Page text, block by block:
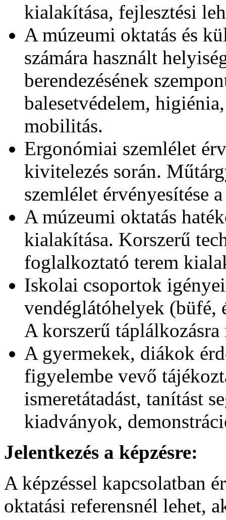
kialakítása, fejlesztési
A múzeumi oktatás és
számára használt
berendezésének
balesetvédelem,
mobilitás.
Ergonómiai szemlélet
kivitelezés során.
szemlélet érvényesítése
A múzeumi oktatás
kialakítása. Korszerű
foglalkoztató terem
Iskolai csoportok
vendéglátóhelyek (büfé,
A korszerű
A gyermekek, diákok
figyelembe vevő
ismeretátadást, tanítást
kiadványok,
Jelentkezés a képzésre:
A képzéssel kapcsolatban
oktatási referensnél lehet,